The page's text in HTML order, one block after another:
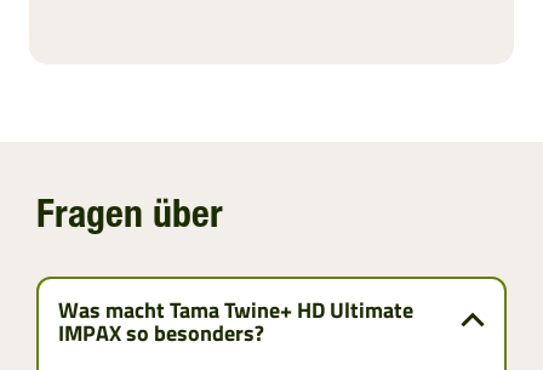
ESTLAND
GRIECHENLAND
LETTLAND
Fragen über
Was macht Tama Twine+ HD Ultimate
IMPAX so besonders?